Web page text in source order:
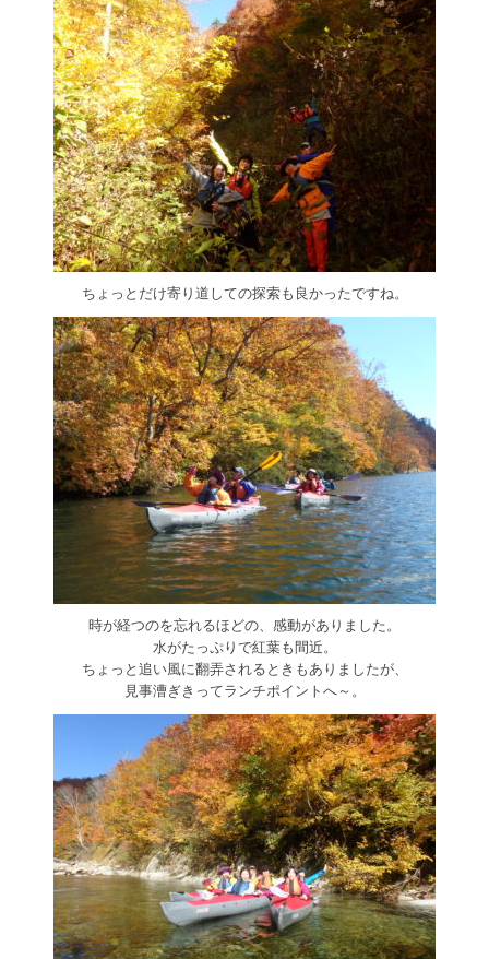
ちょっとだけ寄り道しての探索も良かったですね。
時が経つのを忘れるほどの、感動がありました。
水がたっぷりで紅葉も間近。
ちょっと追い風に翻弄されるときもありましたが、
見事漕ぎきってランチポイントへ～。